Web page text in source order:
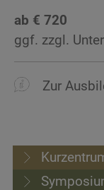
Zu den
Restzahlung
Per
ab € 720
ggf. zzgl.
Zur